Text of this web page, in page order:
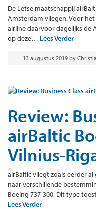
De Letse maatschappij
Amsterdam vliegen. Voor
airline daarvoor dagelijks de
op deze… Lees Verder
13 augustus 2019 by
Review:
airBaltic
Vilnius-
airBaltic vliegt zoals eerder
naar verschillende
Boeing 737-300. Dit type
Lees Verder